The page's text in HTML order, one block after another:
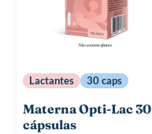
Lactantes 30 caps
Materna Opti-Lac 30
cápsulas